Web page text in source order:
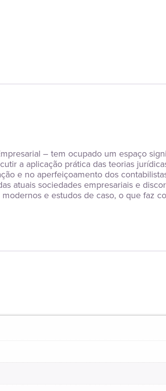
– tem ocupado um espaço
a aplicação prática das teorias
e no aperfeiçoamento dos
atuais sociedades empresariais e
e estudos de caso, o que faz